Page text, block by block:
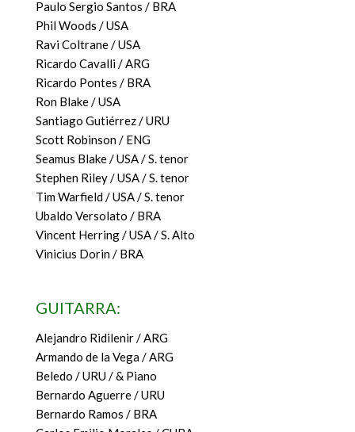
Paulo Sergio Santos / BRA
Phil Woods / USA
Ravi Coltrane / USA
Ricardo Cavalli / ARG
Ricardo Pontes / BRA
Ron Blake / USA
Santiago Gutiérrez / URU
Scott Robinson / ENG
Seamus Blake / USA / S. tenor
Stephen Riley / USA / S. tenor
Tim Warfield / USA / S. tenor
Ubaldo Versolato / BRA
Vincent Herring / USA / S. Alto
Vinicius Dorin / BRA
GUITARRA:
Alejandro Ridilenir / ARG
Armando de la Vega / ARG
Beledo / URU / & Piano
Bernardo Aguerre / URU
Bernardo Ramos / BRA